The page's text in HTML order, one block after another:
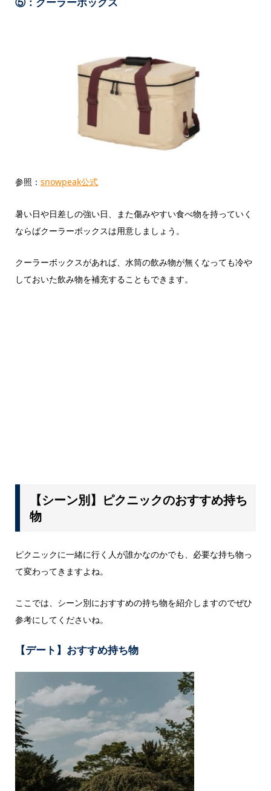
参照： snowpeak公式
暑い日や日差しの強い日、また傷みやすい食べ物を持っていく
ならばクーラーボックスは用意しましょう。
クーラーボックスがあれば、水筒の飲み物が無くなっても冷や
しておいた飲み物を補充することもできます。
【シーン別】ピクニックのおすすめ持ち
物
ピクニックに一緒に行く人が誰かなのかでも、必要な持ち物っ
て変わってきますよね。
ここでは、シーン別におすすめの持ち物を紹介しますのでぜひ
参考にしてくださいね。
【デート】おすすめ持ち物